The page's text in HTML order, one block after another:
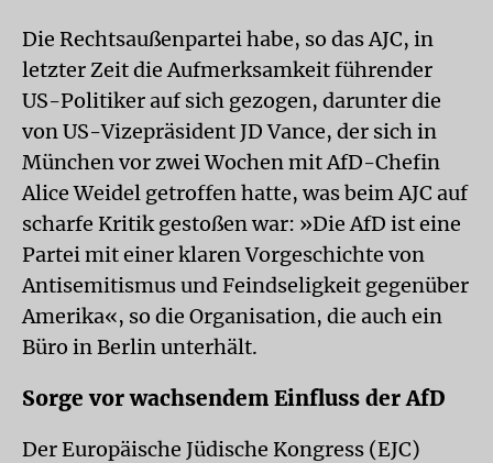
Die Rechtsaußenpartei habe, so das AJC, in
letzter Zeit die Aufmerksamkeit führender
US-Politiker auf sich gezogen, darunter die
von US-Vizepräsident JD Vance, der sich in
München vor zwei Wochen mit AfD-Chefin
Alice Weidel getroffen hatte, was beim AJC auf
scharfe Kritik gestoßen war: »Die AfD ist eine
Partei mit einer klaren Vorgeschichte von
Antisemitismus und Feindseligkeit gegenüber
Amerika«, so die Organisation, die auch ein
Büro in Berlin unterhält.
Sorge vor wachsendem Einfluss der AfD
Der Europäische Jüdische Kongress (EJC)